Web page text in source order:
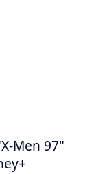
Men 97"